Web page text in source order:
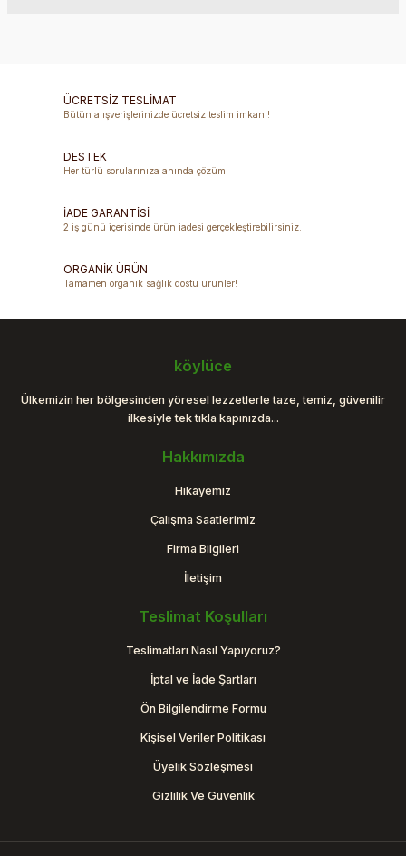
Ürün açıklamasında eksik bilgiler bulunuyor.
Ürün fiyatı diğer sitelerden daha pahalı.
Bu ürüne benzer farklı alternatifler olmalı.
ÜCRETSİZ TESLİMAT
Bütün alışverişlerinizde ücretsiz teslim imkanı!
DESTEK
Her türlü sorularınıza anında çözüm.
İADE GARANTİSİ
2 iş günü içerisinde ürün iadesi gerçekleştirebilirsiniz.
ORGANİK ÜRÜN
Tamamen organik sağlık dostu ürünler!
köylüce
Ülkemizin her bölgesinden yöresel lezzetlerle taze, temiz, güvenilir
ilkesiyle tek tıkla kapınızda...
Hakkımızda
Hikayemiz
Çalışma Saatlerimiz
Firma Bilgileri
İletişim
Teslimat Koşulları
Teslimatları Nasıl Yapıyoruz?
İptal ve İade Şartları
Ön Bilgilendirme Formu
Kişisel Veriler Politikası
Üyelik Sözleşmesi
Gizlilik Ve Güvenlik